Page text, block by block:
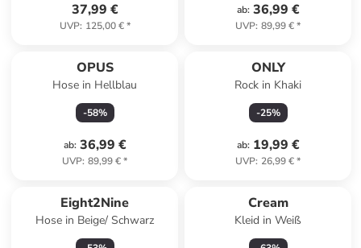
37,99 €
UVP: 125,00 €*
ab: 36,99 €
UVP: 89,99 €*
OPUS
Hose in Hellblau
-58%
ab: 36,99 €
UVP: 89,99 €*
ONLY
Rock in Khaki
-25%
ab: 19,99 €
UVP: 26,99 €*
Eight2Nine
Hose in Beige/ Schwarz
Cream
Kleid in Weiß